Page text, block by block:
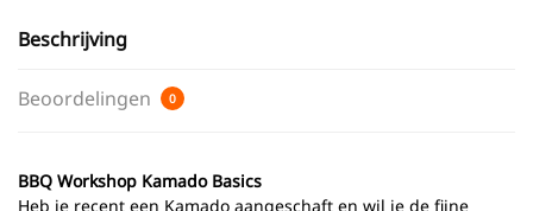
Beschrijving
Beoordelingen 0
BBQ Workshop Kamado Basics
Heb je recent een Kamado aangeschaft en wil je de fijne